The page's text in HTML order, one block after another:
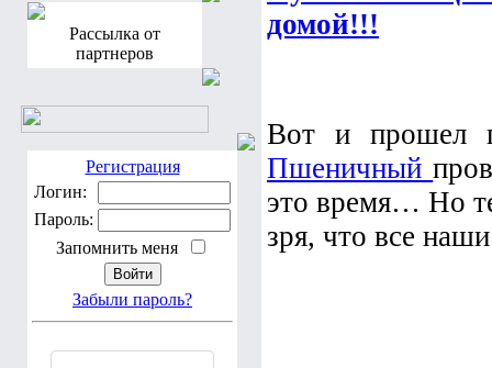
Рассылка от
партнеров
Регистрация
Логин:
Пароль:
Запомнить меня
Забыли пароль?
домой!!!
Вот и прошел
Пшеничный
это время… Но
зря, что все